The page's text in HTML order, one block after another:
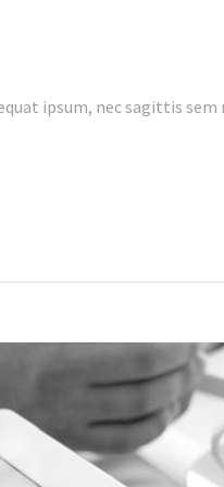
ipsum, nec sagittis sem